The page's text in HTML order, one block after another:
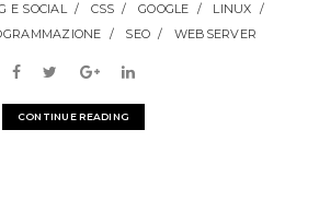
E SOCIAL CSS GOOGLE
LINUX
SEO WEBSERVER
CONTINUE READING